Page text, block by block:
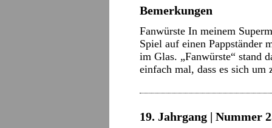
Bemerkungen
Fanwürste In meinem
Spiel auf einen Pappständer
im Glas. „Fanwürste“ stand
einfach mal, dass es sich
19. Jahrgang | Nummer